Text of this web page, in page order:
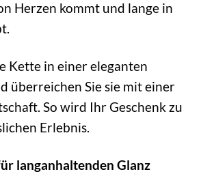
Herzen kommt und lange in
Kette in einer eleganten
überreichen Sie sie mit einer
So wird Ihr Geschenk zu
Erlebnis.
langanhaltenden Glanz